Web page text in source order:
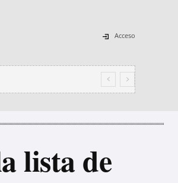
Acceso
lista de